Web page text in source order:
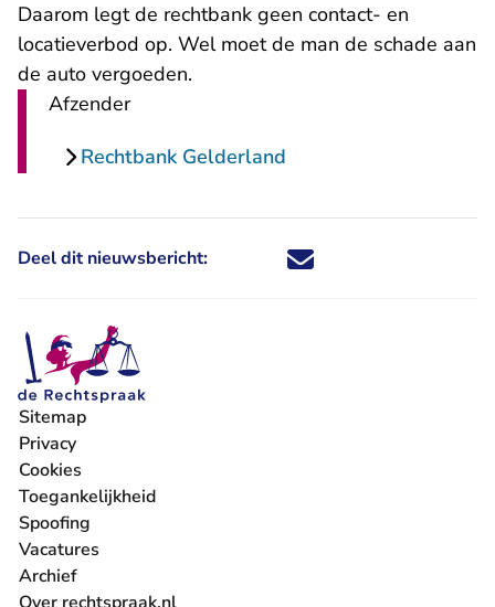
Daarom legt de rechtbank geen contact- en
locatieverbod op. Wel moet de man de schade aan
de auto vergoeden.
Afzender
Rechtbank Gelderland
Deel dit nieuwsbericht: Deel dit nieuwsbericht via X -
Deel dit nieuwsbericht via
Deel dit nieuwsbericht
Deel dit
Sitemap
Privacy
Cookies
Toegankelijkheid
Spoofing
Vacatures
- U verlaat Rechtspraak.nl
Archief